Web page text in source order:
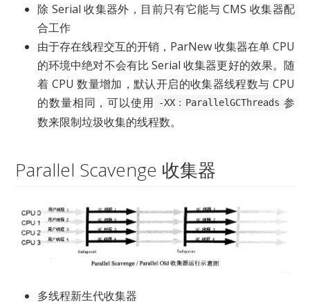
除 Serial 收集器外，目前只有它能与 CMS 收集器配
合工作
由于存在线程交互的开销，ParNew 收集器在单 CPU
的环境中绝对不会有比 Serial 收集器更好的效果。随
着 CPU 数量增加，默认开启的收集器线程数与 CPU
的数量相同，可以使用
-XX：ParallelGCThreads 参
数来限制垃圾收集的线程数。
Parallel Scavenge 收集器
多线程新生代收集器